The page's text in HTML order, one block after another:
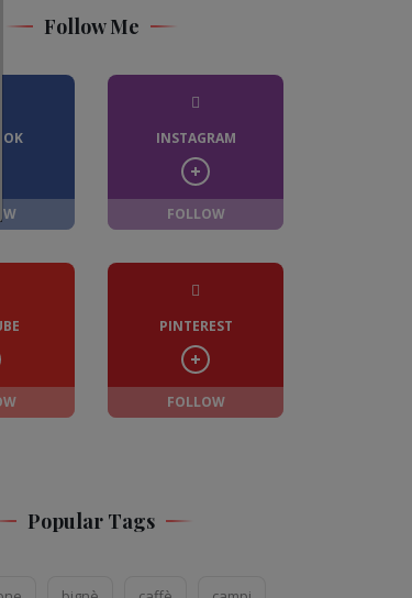
Follow Me
INSTAGRAM
FOLLOW
PINTEREST
FOLLOW
Popular Tags